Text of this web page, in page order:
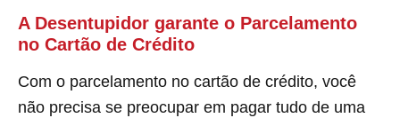
A Desentupidor garante o Parcelamento
no Cartão de Crédito
Com o parcelamento no cartão de crédito, você
não precisa se preocupar em pagar tudo de uma